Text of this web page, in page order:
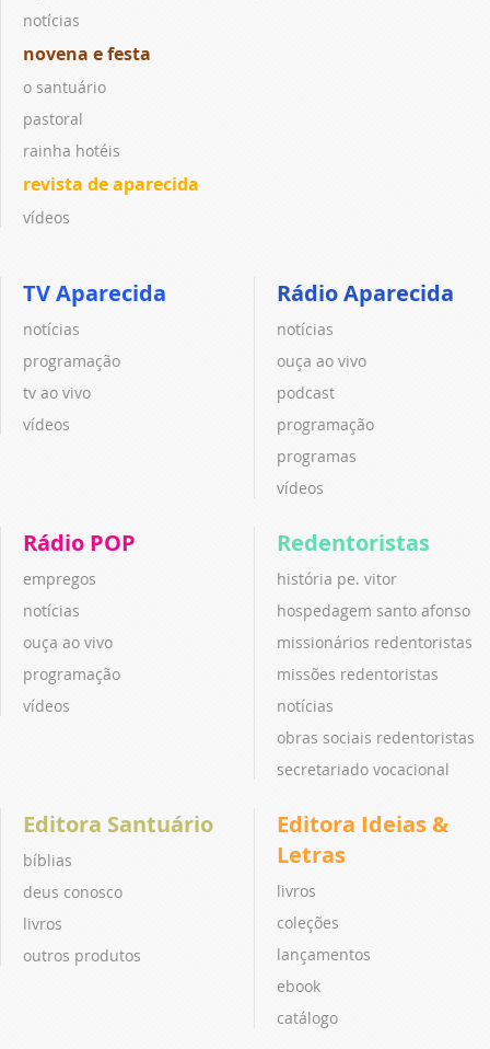
notícias
novena e festa
o santuário
pastoral
rainha hotéis
revista de aparecida
vídeos
TV Aparecida
notícias
programação
tv ao vivo
vídeos
Rádio Aparecida
notícias
ouça ao vivo
podcast
programação
programas
vídeos
Rádio POP
empregos
notícias
ouça ao vivo
programação
vídeos
Redentoristas
história pe. vitor
hospedagem santo afonso
missionários redentoristas
missões redentoristas
notícias
obras sociais redentoristas
secretariado vocacional
Editora Santuário
bíblias
deus conosco
livros
outros produtos
Editora Ideias &
Letras
livros
coleções
lançamentos
ebook
catálogo